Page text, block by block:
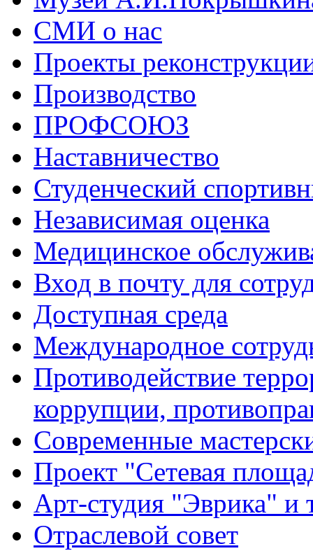
СМИ о нас
Проекты
Производство
ПРОФСОЮЗ
Наставничество
Студенческий
Независимая оценка
Медицинское
Вход в почту для
Доступная среда
Международное
Противодействие
коррупции,
Современные
Проект "Сетевая
Арт-студия "Эврика" и
Отраслевой совет